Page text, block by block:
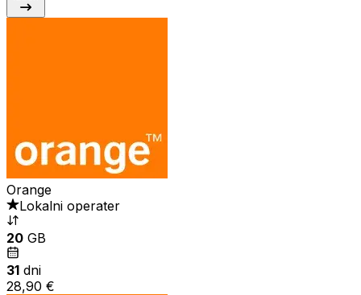
Orange
Lokalni operater
20 GB
31 dni
28,90 €